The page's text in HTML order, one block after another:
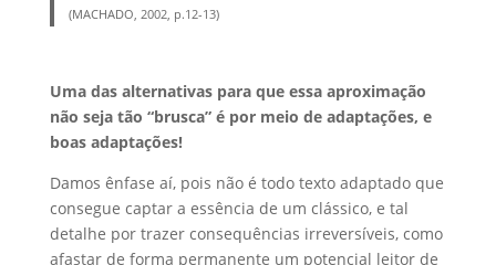
(MACHADO, 2002, p.12-13)
Uma das alternativas para que essa aproximação
não seja tão “brusca” é por meio de adaptações, e
boas adaptações!
Damos ênfase aí, pois não é todo texto adaptado que
consegue captar a essência de um clássico, e tal
detalhe por trazer consequências irreversíveis, como
afastar de forma permanente um potencial leitor de